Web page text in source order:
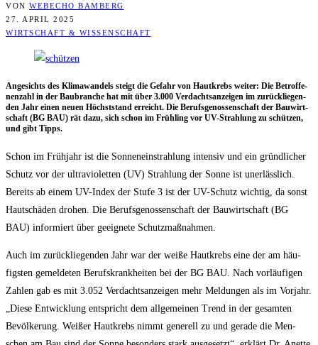
VON WEBECHO BAMBERG
27. APRIL 2025
WIRTSCHAFT & WISSENSCHAFT
Ange­sichts des Kli­ma­wan­dels steigt die Gefahr von Haut­krebs wei­ter: Die Betrof­fe­
nen­zahl in der Bau­bran­che hat mit über 3.000 Ver­dachts­an­zei­gen im zurück­lie­gen­
den Jahr einen neu­en Höchst­stand erreicht. Die Berufs­ge­nos­sen­schaft der Bau­wirt­
schaft (BG BAU) rät dazu, sich schon im Früh­ling vor UV-Strah­lung zu schüt­zen,
und gibt Tipps.
Schon im Früh­jahr ist die Son­nen­ein­strah­lung inten­siv und ein gründ­li­cher
Schutz vor der ultra­vio­let­ten (UV) Strah­lung der Son­ne ist uner­läss­lich.
Bereits ab einem UV-Index der Stu­fe 3 ist der UV-Schutz wich­tig, da sonst
Haut­schä­den dro­hen. Die Berufs­ge­nos­sen­schaft der Bau­wirt­schaft (BG
BAU) infor­miert über geeig­ne­te Schutzmaßnahmen.
Auch im zurück­lie­gen­den Jahr war der wei­ße Haut­krebs eine der am häu­
figs­ten gemel­de­ten Berufs­krank­hei­ten bei der BG BAU. Nach vor­läu­fi­gen
Zah­len gab es mit 3.052 Ver­dachts­an­zei­gen mehr Mel­dun­gen als im Vor­jahr.
„Die­se Ent­wick­lung ent­spricht dem all­ge­mei­nen Trend in der gesam­ten
Bevöl­ke­rung. Wei­ßer Haut­krebs nimmt gene­rell zu und gera­de die Men­